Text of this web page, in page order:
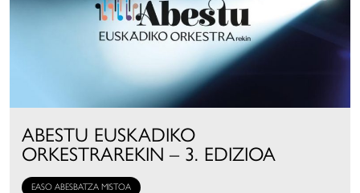
ABESTU EUSKADIKO
ORKESTRAREKIN – 3. EDIZIOA
EASO ABESBATZA MISTOA